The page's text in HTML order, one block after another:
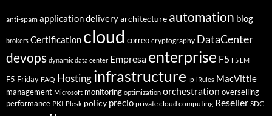
anti-spam application deliveryarchitecture automation blog
brokers Certification cloud correo cryptography DataCenter
devops dynamic data center Empresa enterprise F5 F5 EM
F5 Friday FAQ Hostinginfrastructure ip iRules MacVittie
management Microsoft monitoring optimization orchestration overselling
performance PKI Plesk policy precio private cloud computing Reseller SDC